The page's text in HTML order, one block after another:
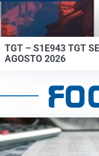
TGT – S1E943 TGT
AGOSTO 2026